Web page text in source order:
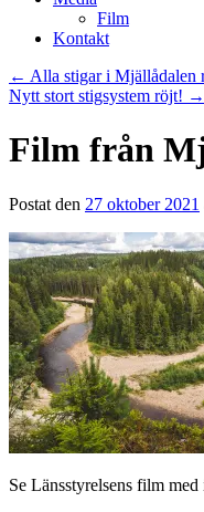
Film
Kontakt
← Alla stigar i Mjällådalen
Nytt stort stigsystem röjt! →
Film från
Postat den 27 oktober 2021
Se Länsstyrelsens film